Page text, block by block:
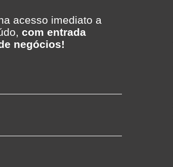
acesso imediato a
com entrada
negócios!